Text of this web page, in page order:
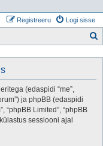
Logi sisse
Registreeru
(edaspidi “me”,
ja phpBB (edaspidi
“phpBB Limited”, “phpBB
sessiooni ajal